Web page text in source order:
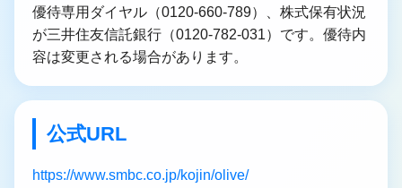
優待専用ダイヤル（0120-660-789）、株式保有状況
が三井住友信託銀行（0120-782-031）です。優待内
容は変更される場合があります。
公式URL
https://www.smbc.co.jp/kojin/olive/